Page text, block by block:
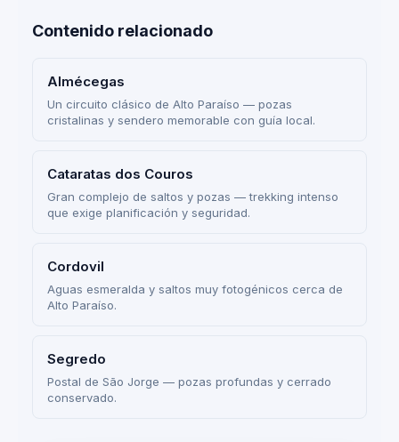
Contenido relacionado
Almécegas
Un circuito clásico de Alto Paraíso — pozas
cristalinas y sendero memorable con guía local.
Cataratas dos Couros
Gran complejo de saltos y pozas — trekking intenso
que exige planificación y seguridad.
Cordovil
Aguas esmeralda y saltos muy fotogénicos cerca de
Alto Paraíso.
Segredo
Postal de São Jorge — pozas profundas y cerrado
conservado.